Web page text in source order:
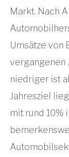
Markt. Nach
Umsätze von
vergangenen
niedriger ist
Jahresziel
mit rund 10%